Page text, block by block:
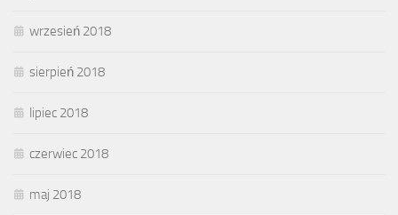
wrzesień 2018
sierpień 2018
lipiec 2018
czerwiec 2018
maj 2018